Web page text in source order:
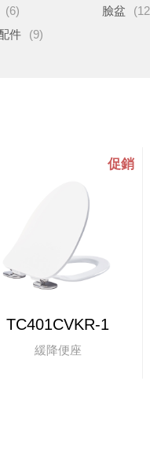
(6) 臉盆
件 (9)
TC401CVKR-1
緩降便座